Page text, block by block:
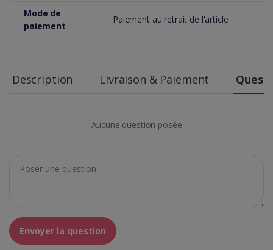
Mode de
paiement
Paiement au retrait de l'article
Description Livraison & Paiement
Aucune question posée
Envoyer la question